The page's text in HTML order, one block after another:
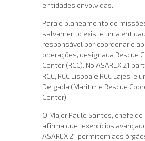
entidades envolvidas.
Para o planeamento de
salvamento existe uma
responsável por coordenar e
operações, designada Rescue
Center (RCC). No ASAREX 21
RCC, RCC Lisboa e RCC Lajes, e
Delgada (Maritime Rescue
Center).
O Major Paulo Santos, chefe do
afirma que “exercícios
ASAREX 21 permitem aos